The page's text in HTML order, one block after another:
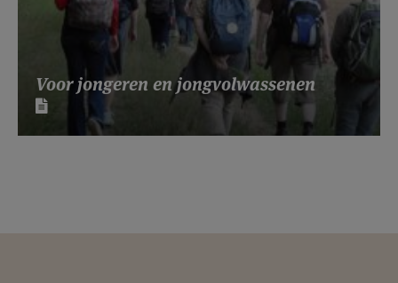
Voor jongeren en jongvolwassenen